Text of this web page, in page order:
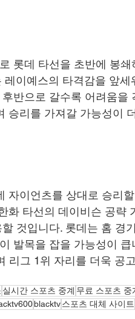
롯데 타선을 초반에 봉
이예스의 타격감을 앞
반으로 갈수록 어려움을
승리를 가져갈 가능성이
자이언츠를 상대로 승리
화 타선의 데이비슨 공략
것입니다. 롯데는 홈 경
발목을 잡을 가능성이
리그 1위 자리를 더욱 공
실시간 스포츠 중계 무료 스포츠 중
blacktv스포츠 대체 사이트